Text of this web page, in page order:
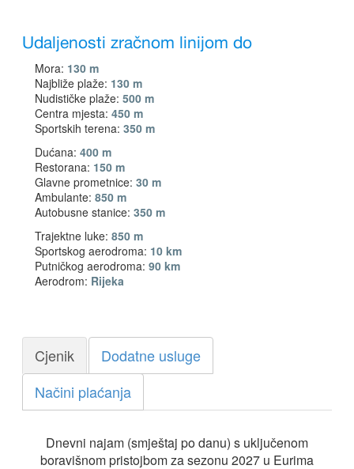
Udaljenosti zračnom linijom do
Mora: 130 m
Najbliže plaže: 130 m
Nudističke plaže: 500 m
Centra mjesta: 450 m
Sportskih terena: 350 m
Dućana: 400 m
Restorana: 150 m
Glavne prometnice: 30 m
Ambulante: 850 m
Autobusne stanice: 350 m
Trajektne luke: 850 m
Sportskog aerodroma: 10 km
Putničkog aerodroma: 90 km
Aerodrom: Rijeka
Cjenik
Dodatne usluge
Načini plaćanja
Dnevni najam (smještaj po danu) s uključenom
boravišnom pristojbom za sezonu 2027 u Eurima